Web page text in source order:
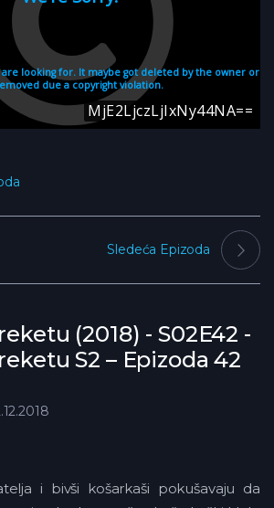
(2018) - S02E42 -
S2 – Epizoda 42
Sledeća Epizoda
i bivši košarkaši pokušavaju da